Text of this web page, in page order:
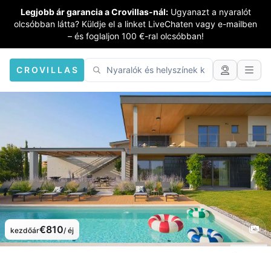
Legjobb ár garancia a Crovillas-nál: Ugyanazt a nyaralót
olcsóbban látta? Küldje el a linket LiveChaten vagy e-mailben
– és foglaljon 100 €-ral olcsóbban!
CROVILLAS
kezdőár€810/ éj